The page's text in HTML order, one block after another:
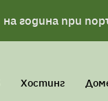
година при
ВИЖΤΕ
Хостинг